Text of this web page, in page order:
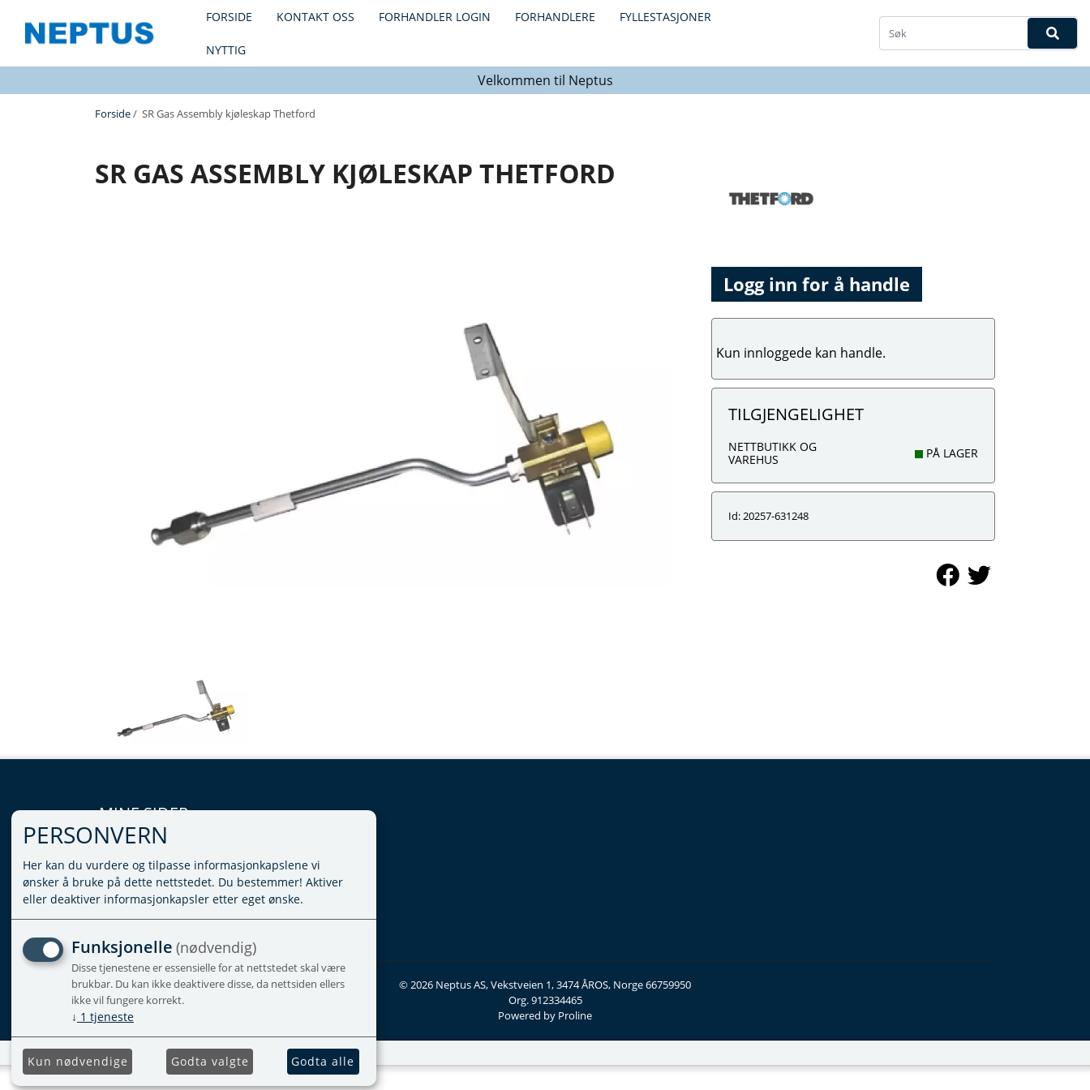
FORSIDE KONTAKT OSS FORHANDLER LOGIN FORHANDLERE FYLLESTASJONER
NYTTIG
Velkommen til Neptus
Forside/ SR Gas Assembly kjøleskap Thetford
SR GAS ASSEMBLY KJØLESKAP THETFORD
Logg inn for å handle
Kun innloggede kan handle.
TILGJENGELIGHET
NETTBUTIKK OG
VAREHUS
PÅ LAGER
Id: 20257-631248
MINE SIDER
LOGG INN
VILKÅR
PERSONVERNERKLÆRING
ADMINISTRER COOKIES
© 2026 Neptus AS, Vekstveien 1, 3474 ÅROS, Norge 66759950
Org. 912334465
Powered by Proline
PERSONVERN
Her kan du vurdere og tilpasse informasjonkapslene vi
ønsker å bruke på dette nettstedet. Du bestemmer! Aktiver
eller deaktiver informasjonkapsler etter eget ønske.
Funksjonelle (nødvendig)
Disse tjenestene er essensielle for at nettstedet skal være
brukbar. Du kan ikke deaktivere disse, da nettsiden ellers
ikke vil fungere korrekt.
↓ 1 tjeneste
Kun nødvendige Godta valgte Godta alle